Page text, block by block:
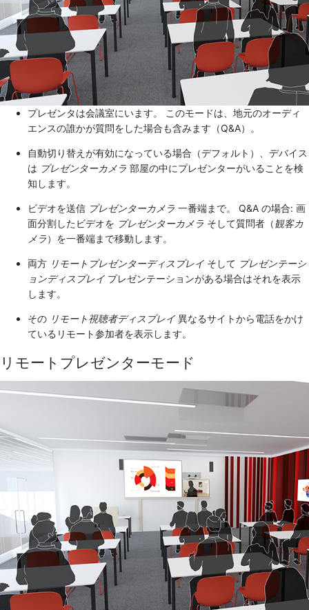
プレゼンタは会議室にいます。 このモードは、地元のオーディ
エンスの誰かが質問をした場合も含みます（Q&A）。
自動切り替えが有効になっている場合（デフォルト）、デバイス
は プレゼンターカメラ 部屋の中にプレゼンターがいることを検
知します。
ビデオを送信 プレゼンターカメラ 一番端まで。 Q&A の場合: 画
面分割したビデオを プレゼンターカメラ そして質問者（観客カ
メラ）を一番端まで移動します。
両方 リモートプレゼンターディスプレイ そして プレゼンテーシ
ョンディスプレイ プレゼンテーションがある場合はそれを表示
します。
その リモート視聴者ディスプレイ 異なるサイトから電話をかけ
ているリモート参加者を表示します。
リモートプレゼンターモード